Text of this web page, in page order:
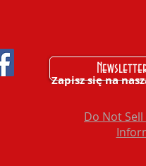
Zapisz się na
Do Not